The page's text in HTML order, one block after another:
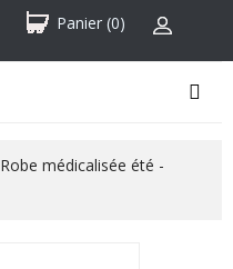
Panier (0)
Robe médicalisée été -